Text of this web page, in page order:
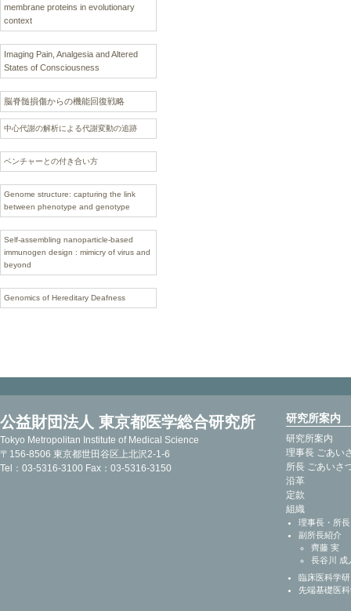
membrane proteins in evolutionary
context
Imaging Pain, Analgesia and Altered
States of Consciousness
脳脊髄損傷からの機能回復戦略
中心代謝の解析による代謝変動の追跡
ベンチャーとの付き合い方
Genome structure: capturing the link
between phenotype and genotype
Self-assembling nanoparticle-based
immunogen design : mimicry of virus and
beyond
Genomics of Hereditary Deafness
公益財団法人 東京都医学総合研究所
Tokyo Metropolitan Institute of Medical Science
〒156-8506 東京都世田谷区上北沢2-1-6
Tel：03-5316-3100 Fax：03-5316-3150
研究所案内
研究所案内
理事長 ごあい
所長 ごあいさ
沿革
定款
組織
理事長・所
副所長紹介
齊藤 実
長谷川 成
臨床医科学
先端基礎医